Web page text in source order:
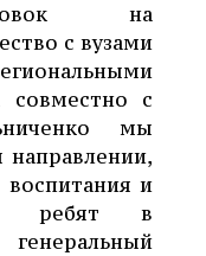
на
с вузами
совместно с
мы
воспитания и
ребят в